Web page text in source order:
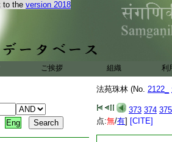
to the version 2018
ご挨拶 組織 利
Eng
法苑珠林 (No. 2122_
373 374 375
点:無/有] [CITE]